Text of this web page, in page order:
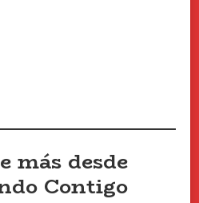
más desde
Contigo